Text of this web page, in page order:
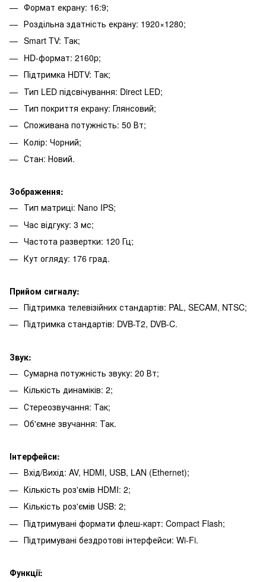
Формат екрану: 16:9;
Роздільна здатність екрану: 1920×1280;
Smart TV: Так;
HD-формат: 2160p;
Підтримка HDTV: Так;
Тип LED підсвічування: Direct LED;
Тип покриття екрану: Глянсовий;
Споживана потужність: 50 Вт;
Колір: Чорний;
Стан: Новий.
Зображення:
Тип матриці: Nano IPS;
Час відгуку: 3 мс;
Частота развертки: 120 Гц;
Кут огляду: 176 град.
Прийом сигналу:
Підтримка телевізійних стандартів: PAL, SECAM, NTSC;
Підтримка стандартів: DVB-T2, DVB-C.
Звук:
Сумарна потужність звуку: 20 Вт;
Кількість динаміків: 2;
Стереозвучання: Так;
Об'ємне звучання: Так.
Інтерфейси:
Вхід/Вихід: AV, HDMI, USB, LAN (Ethernet);
Кількість роз'ємів HDMI: 2;
Кількість роз'ємів USB: 2;
Підтримувані формати флеш-карт: Compact Flash;
Підтримувані бездротові інтерфейси: Wi-Fi.
Функції: